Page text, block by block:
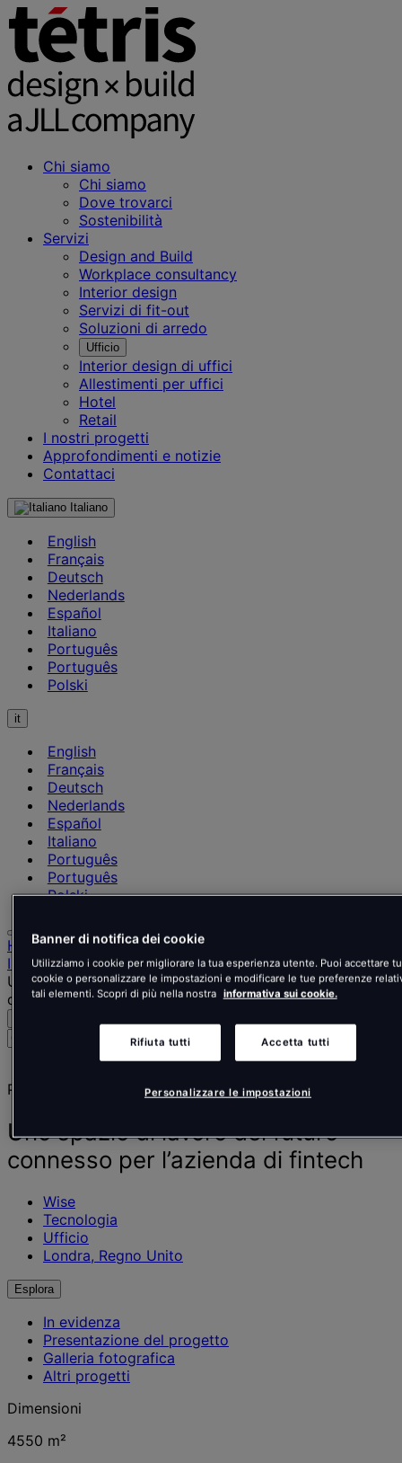
Chi siamo
Chi siamo
Dove trovarci
Sostenibilità
Servizi
Design and Build
Workplace consultancy
Interior design
Servizi di fit-out
Soluzioni di arredo
Ufficio
Interior design di uffici
Allestimenti per uffici
Hotel
Retail
I nostri progetti
Approfondimenti e notizie
Contattaci
Italiano
English
Français
Deutsch
Nederlands
Español
Italiano
Português
Português
Polski
it
English
Français
Deutsch
Nederlands
Español
Italiano
Português
Português
Polski
Home
I nostri progetti
Uno spazio di lavoro del futuro connesso per l’azienda
di fintech
notizie
approfondimenti
Progetto
Uno spazio di lavoro del futuro
connesso per l’azienda di fintech
Wise
Tecnologia
Ufficio
Londra, Regno Unito
Esplora
In evidenza
Presentazione del progetto
Galleria fotografica
Altri progetti
Dimensioni
4550 m²
Banner di notifica dei cookie
Utilizziamo i cookie per migliorare la tua esperienza utente. Puoi accettare
cookie o personalizzare le impostazioni e modificare le tue preferenze
tali elementi. Scopri di più nella nostra informativa sui cookie.
Rifiuta tutti Accetta tutti
Personalizzare le impostazioni